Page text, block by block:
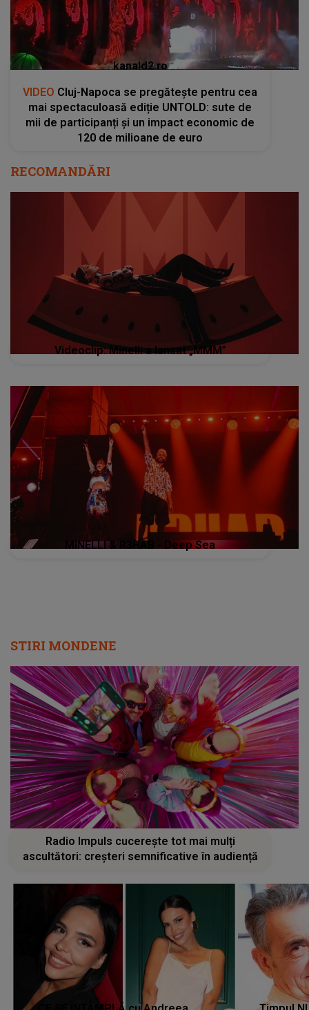
kanald2.ro
VIDEO Cluj-Napoca se pregătește pentru cea
mai spectaculoasă ediție UNTOLD: sute de
mii de participanți și un impact economic de
120 de milioane de euro
RECOMANDĂRI
Videoclip: Minelli a lansat „MMM”
MINELLI & R3HAB - Deep Sea
STIRI MONDENE
Radio Impuls cucerește tot mai mulți
ascultători: creșteri semnificative în audiență